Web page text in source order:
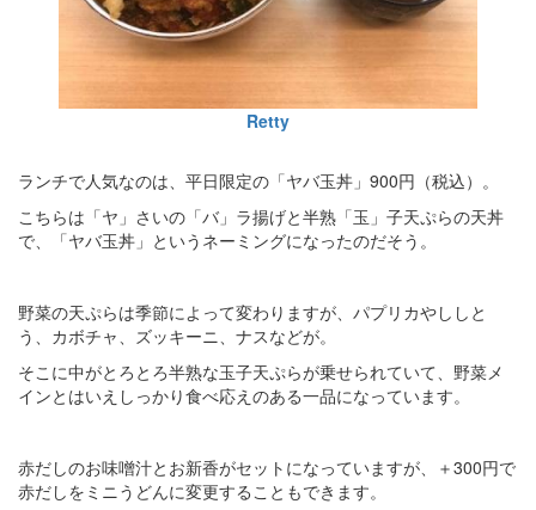
Retty
ランチで人気なのは、平日限定の「ヤバ玉丼」900円（税込）。
こちらは「ヤ」さいの「バ」ラ揚げと半熟「玉」子天ぷらの天丼
で、「ヤバ玉丼」というネーミングになったのだそう。
野菜の天ぷらは季節によって変わりますが、パプリカやししと
う、カボチャ、ズッキーニ、ナスなどが。
そこに中がとろとろ半熟な玉子天ぷらが乗せられていて、野菜メ
インとはいえしっかり食べ応えのある一品になっています。
赤だしのお味噌汁とお新香がセットになっていますが、＋300円で
赤だしをミニうどんに変更することもできます。